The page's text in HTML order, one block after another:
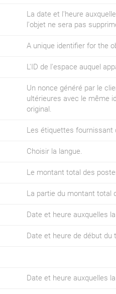
La date et l'heure
l'objet ne sera pas
A unique identifier for the
L'ID de l'espace auquel
Un nonce généré par le
ultérieures avec le même
original.
Les étiquettes fournissant
Choisir la langue.
Le montant total des
La partie du montant total
Date et heure auxquelles
Date et heure de début du
Date et heure auxquelles